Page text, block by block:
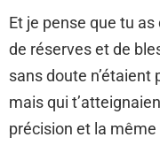
Et je pense que tu
de réserves et de
sans doute n’étaient
mais qui
précision et la